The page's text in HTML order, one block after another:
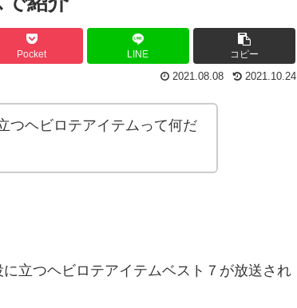
Pocket LINE
コピー
2021.10.24
2021.08.08
つヘビロテアイテムって何だ
立つヘビロテアイテムベスト７が放送され